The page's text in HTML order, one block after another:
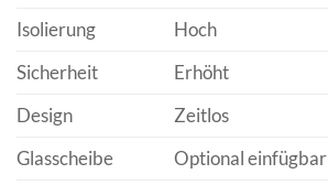
Isolierung
Hoch
Sicherheit
Erhöht
Design
Zeitlos
Glasscheibe
Optional einfügbar